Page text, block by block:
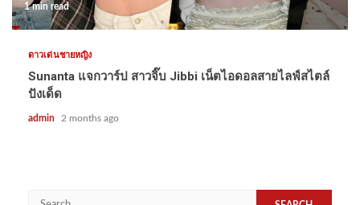
1 min read
ดาวเด่นชายหญิง
Sunanta แจกวาร์ป สาวจิ๊บ Jibbi เน็ตไอดอลสายไลฟ์สไตล์
ปังเด็ด
admin 2 months ago
Search